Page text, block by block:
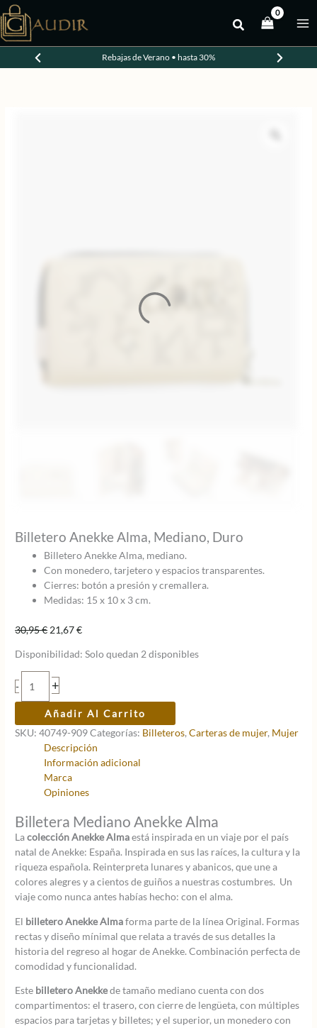
al
contenido
Rebajas de Verano • hasta 30%
-30%
Billetero Anekke Alma, Mediano, Duro
Billetero Anekke Alma, mediano.
Con monedero, tarjetero y espacios transparentes.
Cierres: botón a presión y cremallera.
Medidas: 15 x 10 x 3 cm.
30,95€ El
original
era:
30,95 €.
21,67€El
actual
Disponibilidad: Solo quedan 2 disponibles
-
Billetero
Anekke
Mediano,
Duro
cantidad
+
Añadir Al Carrito
SKU:40749-909Categorías: Billeteros,Carteras de mujer, Mujer
Descripción
Información adicional
Marca
Opiniones
Billetera Mediano Anekke Alma
Lacolección Anekke Almaestá inspirada en un viaje por el país
natal de Anekke: España. Inspirada en sus las raíces, la cultura y la
riqueza española. Reinterpreta lunares y abanicos, que une a
colores alegres y a cientos de guiños a nuestras costumbres. Un
viaje como nunca antes habías hecho: con el alma.
El billetero Anekke Almaforma parte de la línea Original. Formas
rectas y diseño mínimal que relata a través de sus detalles la
historia del regreso al hogar de Anekke. Combinación perfecta de
comodidad y funcionalidad.
Este billetero Anekkede tamaño mediano cuenta con dos
compartimentos: el trasero, con cierre de lengüeta, con múltiples
espacios para tarjetas y billetes; y el superior, un monedero con